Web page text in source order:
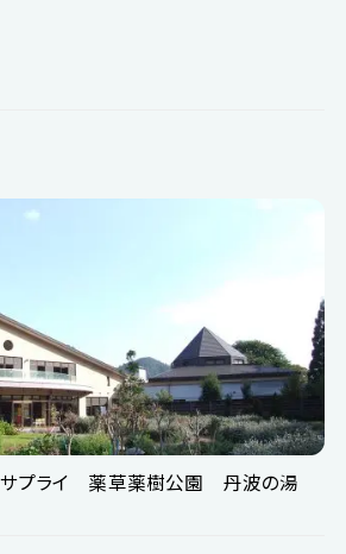
サプライ 薬草薬樹公園 丹波の湯